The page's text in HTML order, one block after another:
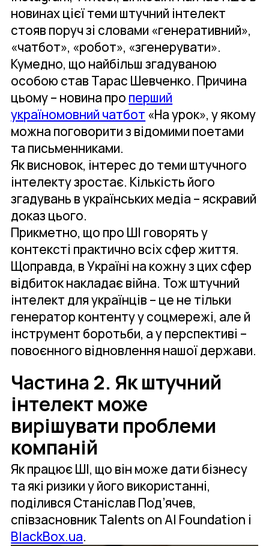
новинах цієї теми штучний інтелект
стояв поруч зі словами «генеративний»,
«чатбот», «робот», «згенерувати».
Кумедно, що найбільш згадуваною
особою став Тарас Шевченко. Причина
цьому – новина про перший
україномовний чатбот «На урок», у якому
можна поговорити з відомими поетами
та письменниками.
Як висновок, інтерес до теми штучного
інтелекту зростає. Кількість його
згадувань в українських медіа – яскравий
доказ цього.
Прикметно, що про ШІ говорять у
контексті практично всіх сфер життя.
Щоправда, в Україні на кожну з цих сфер
відбиток накладає війна. Тож штучний
інтелект для українців – це не тільки
генератор контенту у соцмережі, але й
інструмент боротьби, а у перспективі –
повоєнного відновлення нашої держави.
Частина 2. Як штучний
інтелект може
вирішувати проблеми
компаній
Як працює ШІ, що він може дати бізнесу
та які ризики у його використанні,
поділився Станіслав Под’ячев,
співзасновник Talents on AI Foundation і
BlackBox.ua.